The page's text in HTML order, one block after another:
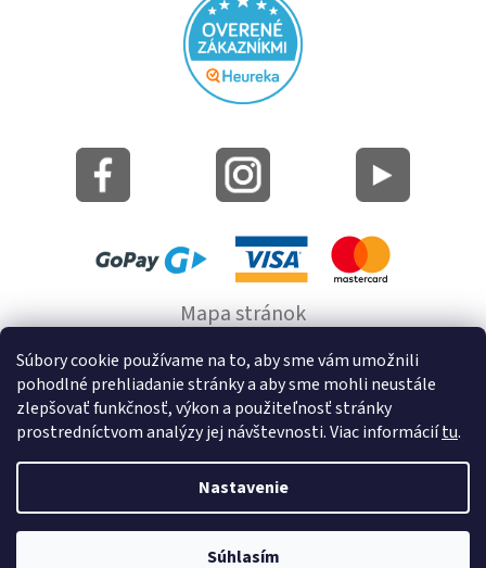
Súbory cookie používame na to, aby sme vám umožnili
pohodlné prehliadanie stránky a aby sme mohli neustále
zlepšovať funkčnosť, výkon a použiteľnosť stránky
prostredníctvom analýzy jej návštevnosti. Viac informáciítu.
Nastavenie
Súhlasím
Mapa stránok
Informácie o cookie
© 2022 GRUND a.s.
Vytvoril Shoptet
Kúpeľňové predložky a doplnky na stenu bez